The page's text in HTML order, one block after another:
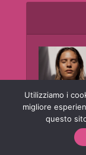
Utilizziamo i
migliore
questo